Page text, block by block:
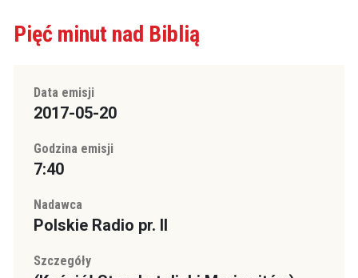
Pięć minut nad Biblią
Data emisji
2017-05-20
Godzina emisji
7:40
Nadawca
Polskie Radio pr. II
Szczegóły